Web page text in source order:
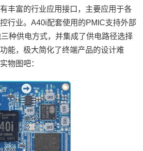
丰富的行业应用接口，主要应用于各
行业。A40i配套使用的PMIC支持外部
种供电方式，并集成了供电路径选择
能，极大简化了终端产品的设计难
物图吧：